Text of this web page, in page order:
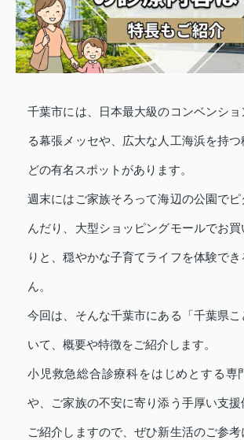
千葉市には、日本最大級のコンベンシ
る幕張メッセや、広大な人工海浜を持
どの有名スポットがあります。
週末にはご家族そろって海辺の公園でピ
んだり、大型ショッピングモールでお
りと、穏やかな子育てライフを体験で
ん。
今回は、そんな千葉市にある「千葉県
いて、概要や特徴をご紹介します。
小児救急総合診療科をはじめとする専
や、ご家族の不安に寄り添う手厚い支援
ご紹介しますので、ぜひ新生活のご参